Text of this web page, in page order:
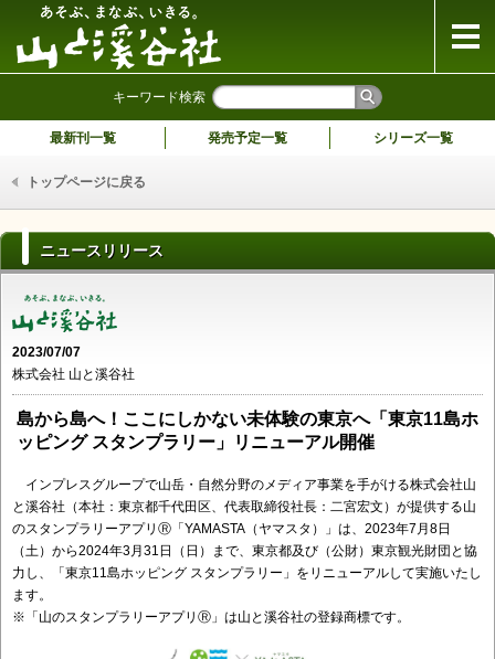
キーワード検索
最新刊一覧 発売予定一覧 シリーズ一覧
トップページに戻る
ニュースリリース
2023/07/07
株式会社 山と溪谷社
島から島へ！ここにしかない未体験の東京へ「東京11島ホ
ッピング スタンプラリー」リニューアル開催
インプレスグループで山岳・自然分野のメディア事業を手がける株式会社山
と溪谷社（本社：東京都千代田区、代表取締役社長：二宮宏文）が提供する山
のスタンプラリーアプリⓇ「YAMASTA（ヤマスタ）」は、2023年7月8日
（土）から2024年3月31日（日）まで、東京都及び（公財）東京観光財団と協
力し、「東京11島ホッピング スタンプラリー」をリニューアルして実施いたし
ます。
※「山のスタンプラリーアプリⓇ」は山と溪谷社の登録商標です。